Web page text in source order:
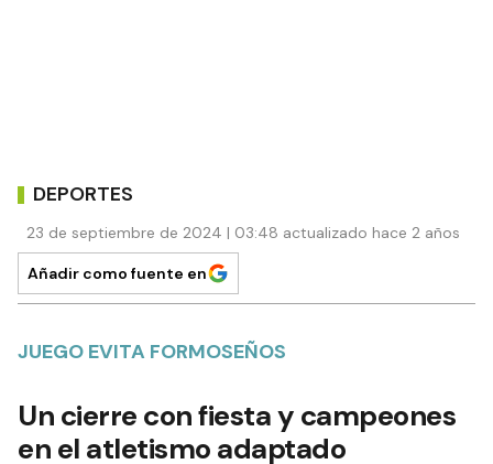
DEPORTES
23 de septiembre de 2024 | 03:48 actualizado hace 2 años
Añadir como fuente en
JUEGO EVITA FORMOSEÑOS
Un cierre con fiesta y campeones
en el atletismo adaptado